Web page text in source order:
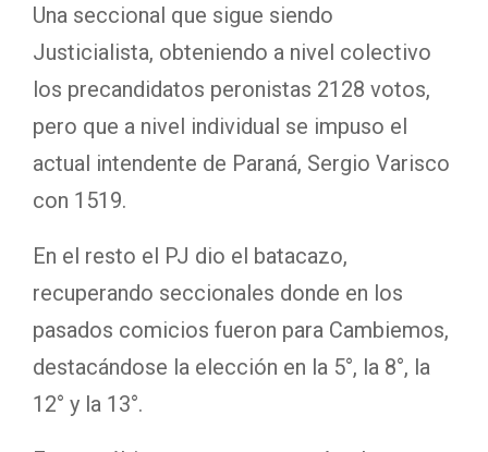
Una seccional que sigue siendo
Justicialista, obteniendo a nivel colectivo
los precandidatos peronistas 2128 votos,
pero que a nivel individual se impuso el
actual intendente de Paraná, Sergio Varisco
con 1519.
En el resto el PJ dio el batacazo,
recuperando seccionales donde en los
pasados comicios fueron para Cambiemos,
destacándose la elección en la 5°, la 8°, la
12° y la 13°.